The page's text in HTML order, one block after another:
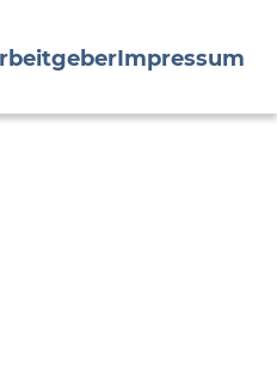
Impressum